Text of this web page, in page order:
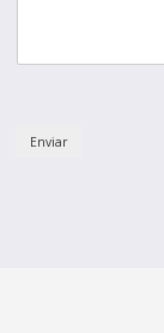
Enviar